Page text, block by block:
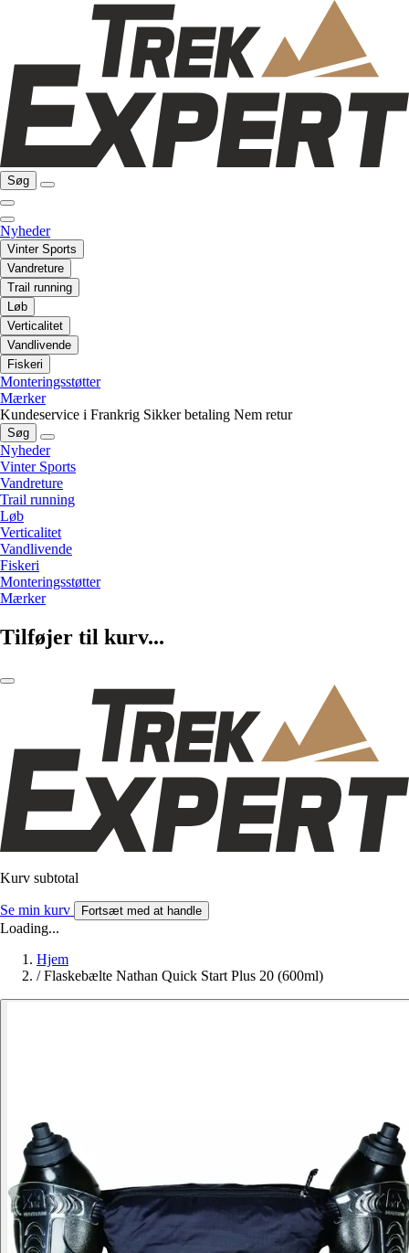
Søg
Nyheder
Vinter Sports
Vandreture
Trail running
Løb
Verticalitet
Vandlivende
Fiskeri
Monteringsstøtter
Mærker
Kundeservice i Frankrig Sikker betaling Nem retur
Søg
Nyheder
Vinter Sports
Vandreture
Trail running
Løb
Verticalitet
Vandlivende
Fiskeri
Monteringsstøtter
Mærker
Tilføjer til kurv...
Kurv subtotal
Se min kurv Fortsæt med at handle
Loading...
Hjem
/ Flaskebælte Nathan Quick Start Plus 20 (600ml)